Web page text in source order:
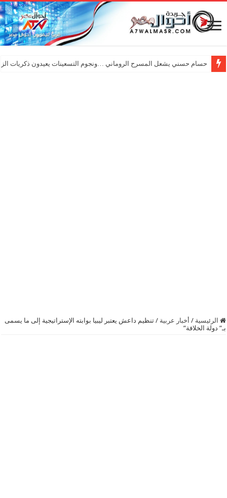
حسام حسني يشعل المسرح الروماني …ونجوم التسعينات يعيدون ذكريات
الرئيسية / أخبار عربية / تنظيم داعش يعتبر ليبيا بوابته الإستراتيجية إلى ما يسمى
بـ” دولة الخلافة”